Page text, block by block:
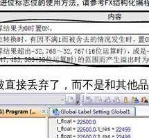
接丢弃了，而不是和其他